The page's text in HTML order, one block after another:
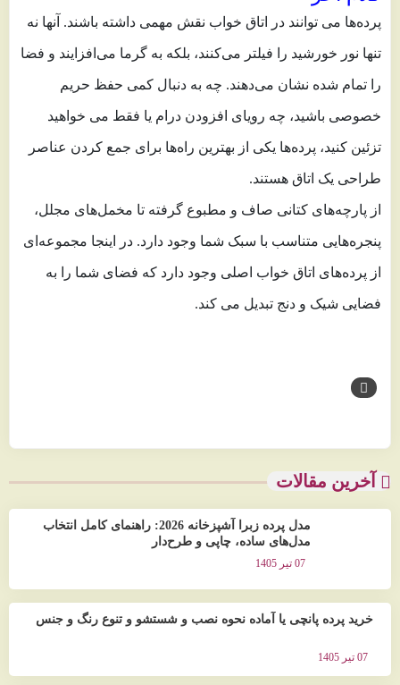
پرده‌ها می توانند در اتاق خواب نقش مهمی داشته باشند. آنها نه
تنها نور خورشید را فیلتر می‌کنند، بلکه به گرما می‌افزایند و فضا
را تمام شده نشان می‌دهند. چه به دنبال کمی حفظ حریم
خصوصی باشید، چه رویای افزودن درام یا فقط می خواهید
تزئین کنید، پرده‌ها یکی از بهترین راه‌ها برای جمع کردن عناصر
طراحی یک اتاق هستند.
از پارچه‌های کتانی صاف و مطبوع گرفته تا مخمل‌های مجلل،
پنجره‌هایی متناسب با سبک شما وجود دارد. در اینجا مجموعه‌ای
از پرده‌های اتاق خواب اصلی وجود دارد که فضای شما را به
فضایی شیک و دنج تبدیل می کند.
آخرین مقالات
مدل پرده زبرا آشپزخانه 2026: راهنمای کامل انتخاب
مدل‌های ساده، چاپی و طرح‌دار
07 تیر 1405
خرید پرده پانچی یا آماده نحوه نصب و شستشو و تنوع رنگ و جنس
07 تیر 1405